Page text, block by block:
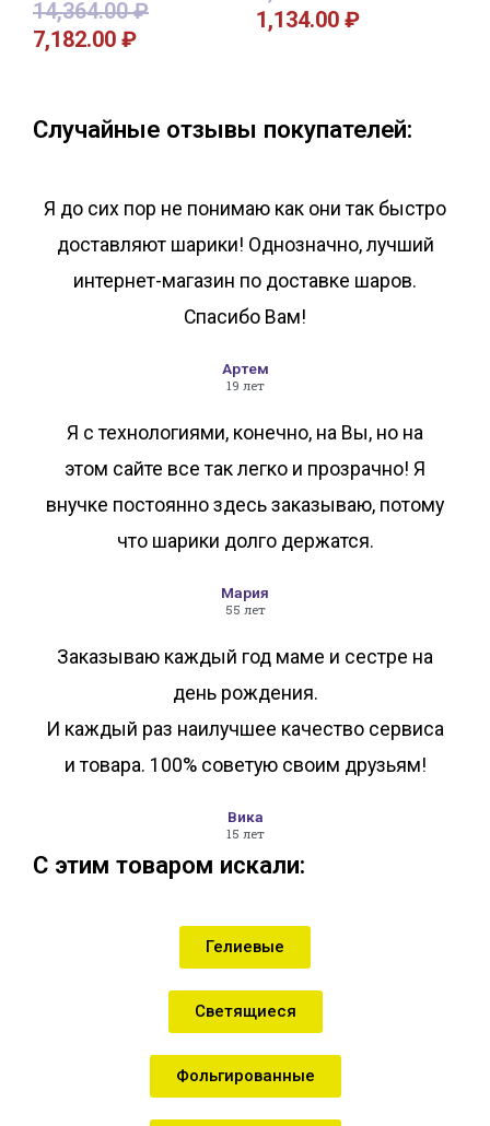
14,364.00₽
7,182.00 ₽
1,134.00 ₽
Случайные отзывы покупателей:
Я до сих пор не понимаю как они так быстро
доставляют шарики! Однозначно, лучший
интернет-магазин по доставке шаров.
Спасибо Вам!
Артем
19 лет
Я с технологиями, конечно, на Вы, но на
этом сайте все так легко и прозрачно! Я
внучке постоянно здесь заказываю, потому
что шарики долго держатся.
Мария
55 лет
Заказываю каждый год маме и сестре на
день рождения.
И каждый раз наилучшее качество сервиса
и товара. 100% советую своим друзьям!
Вика
15 лет
С этим товаром искали:
Гелиевые
Светящиеся
Фольгированные